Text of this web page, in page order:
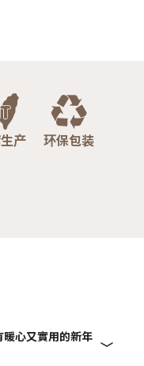
产 环保包装
心又實用的新年